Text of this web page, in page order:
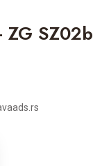
ZG SZ02b